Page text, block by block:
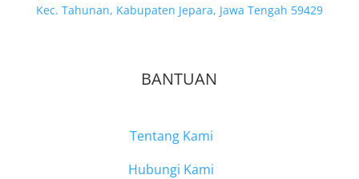
Kec. Tahunan, Kabupaten Jepara, Jawa Tengah 59429
BANTUAN
Tentang Kami
Hubungi Kami